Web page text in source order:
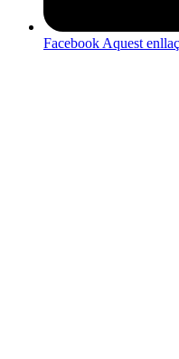
FacebookAquest